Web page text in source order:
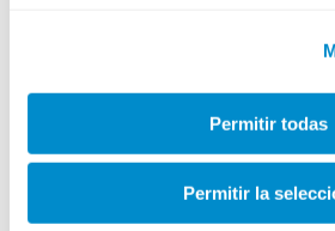
Permitir todas
Permitir la
IA y Medioambiente:
Consumo Energético:El
ejecución de modelos de IA
requieren una gran cantidad